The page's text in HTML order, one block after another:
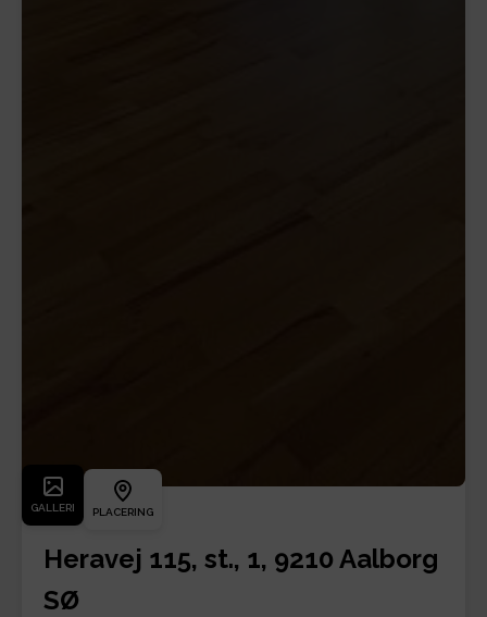
GALLERI PLACERING
Heravej 115, st., 1, 9210 Aalborg
SØ